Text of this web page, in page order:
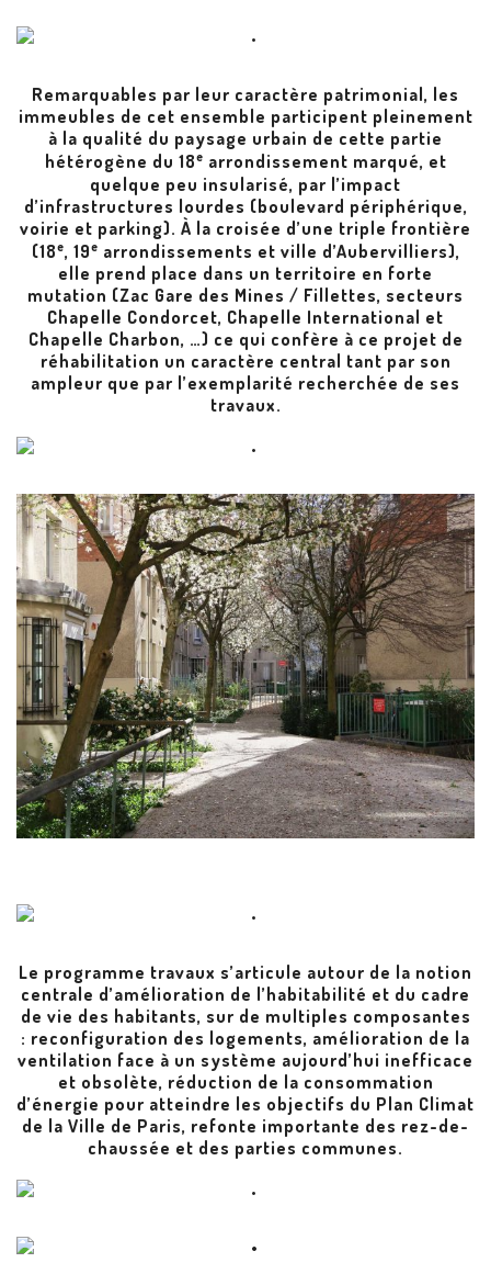
Remarquables par leur caractère patrimonial, les
immeubles de cet ensemble participent pleinement
à la qualité du paysage urbain de cette partie
hétérogène du 18e arrondissement marqué, et
quelque peu insularisé, par l’impact
d’infrastructures lourdes (boulevard périphérique,
voirie et parking). À la croisée d’une triple frontière
(18e, 19e arrondissements et ville d’Aubervilliers),
elle prend place dans un territoire en forte
mutation (Zac Gare des Mines / Fillettes, secteurs
Chapelle Condorcet, Chapelle International et
Chapelle Charbon, …) ce qui confère à ce projet de
réhabilitation un caractère central tant par son
ampleur que par l’exemplarité recherchée de ses
travaux.
Le programme travaux s’articule autour de la notion
centrale d’amélioration de l’habitabilité et du cadre
de vie des habitants, sur de multiples composantes
: reconfiguration des logements, amélioration de la
ventilation face à un système aujourd’hui inefficace
et obsolète, réduction de la consommation
d’énergie pour atteindre les objectifs du Plan Climat
de la Ville de Paris, refonte importante des rez-de-
chaussée et des parties communes.